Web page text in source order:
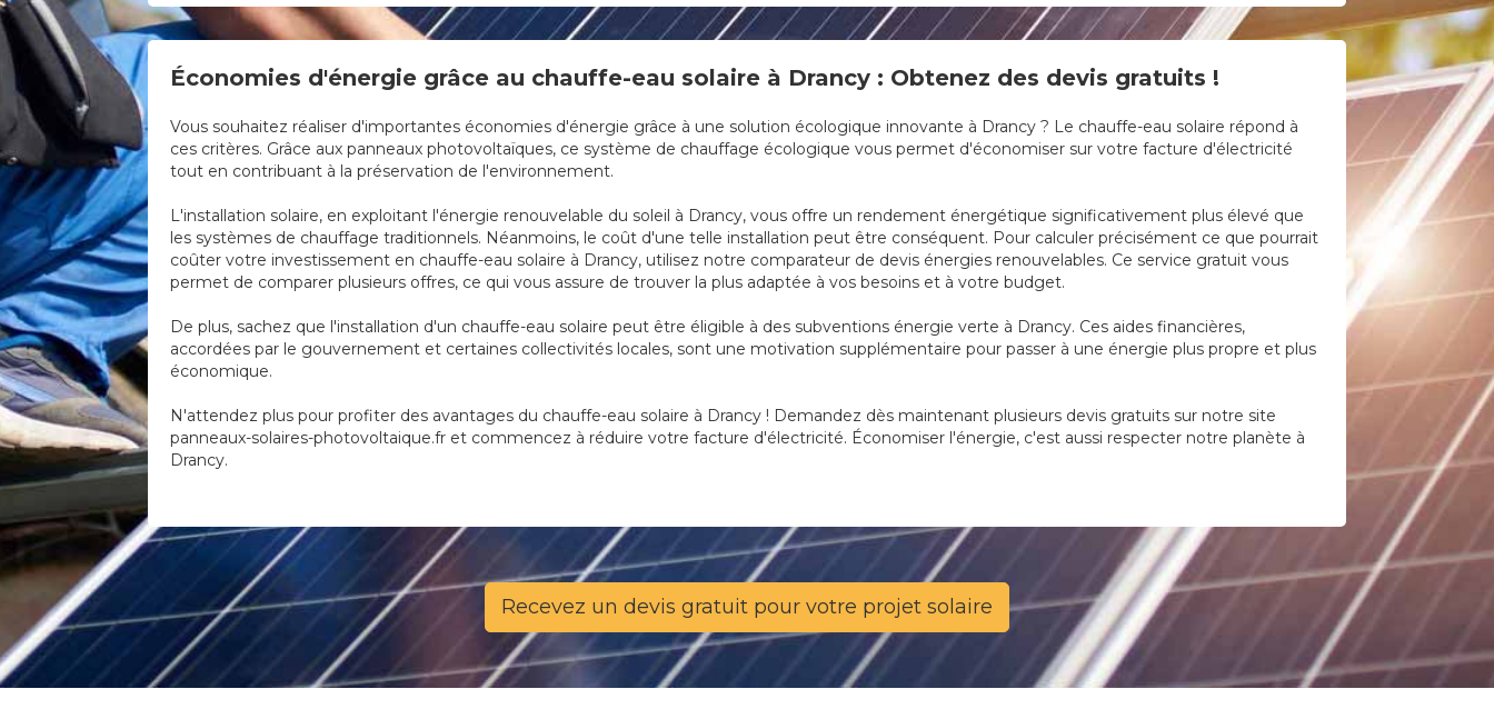
Économies d'énergie grâce au chauffe-eau solaire à Drancy : Obtenez des devis gratuits !
Vous souhaitez réaliser d'importantes économies d'énergie grâce à une solution écologique innovante à Drancy ? Le chauffe-eau solaire répond à
ces critères. Grâce aux panneaux photovoltaïques, ce système de chauffage écologique vous permet d'économiser sur votre facture d'électricité
tout en contribuant à la préservation de l'environnement.
L'installation solaire, en exploitant l'énergie renouvelable du soleil à Drancy, vous offre un rendement énergétique significativement plus élevé que
les systèmes de chauffage traditionnels. Néanmoins, le coût d'une telle installation peut être conséquent. Pour calculer précisément ce que pourrait
coûter votre investissement en chauffe-eau solaire à Drancy, utilisez notre comparateur de devis énergies renouvelables. Ce service gratuit vous
permet de comparer plusieurs offres, ce qui vous assure de trouver la plus adaptée à vos besoins et à votre budget.
De plus, sachez que l'installation d'un chauffe-eau solaire peut être éligible à des subventions énergie verte à Drancy. Ces aides financières,
accordées par le gouvernement et certaines collectivités locales, sont une motivation supplémentaire pour passer à une énergie plus propre et plus
économique.
N'attendez plus pour profiter des avantages du chauffe-eau solaire à Drancy ! Demandez dès maintenant plusieurs devis gratuits sur notre site
panneaux-solaires-photovoltaique.fr et commencez à réduire votre facture d'électricité. Économiser l'énergie, c'est aussi respecter notre planète à
Drancy.
Recevez un devis gratuit pour votre projet solaire